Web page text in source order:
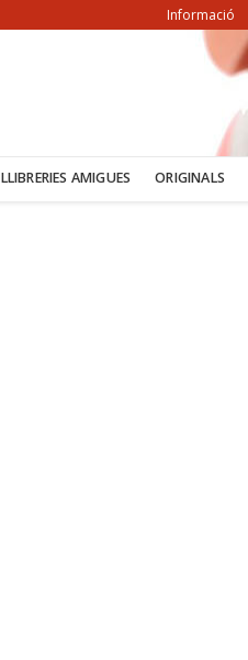
Informació
LLIBRERIES AMIGUES ORIGINALS